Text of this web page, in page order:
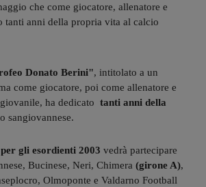
che come giocatore, allenatore e
tanti anni della propria vita al calcio
Donato Berini", intitolato a un
come giocatore, poi come allenatore e
ha dedicato tanti anni della
sangiovannese.
per gli esordienti 2003 vedrà partecipare
Bucinese, Neri, Chimera (girone A),
Olmoponte e Valdarno Football